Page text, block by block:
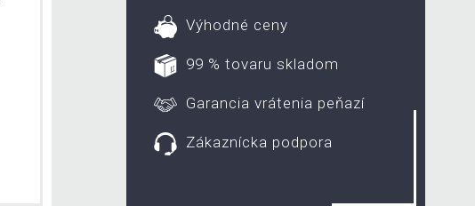
Výhodné ceny
99 % tovaru skladom
Garancia vrátenia peňazí
Zákaznícka podpora